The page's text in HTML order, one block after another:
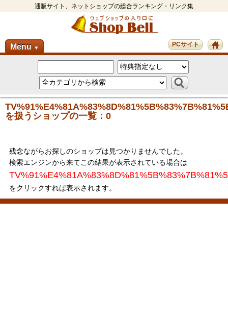
通販サイト、ネットショップの総合ランキング・リンク集
Menu ▼ PCサイト
を扱うショップの一覧：0
残念ながらお探しのショップは見つかりませんでした。
検索エンジンから来てこの結果が表示されている場合は
をクリックすれば表示されます。